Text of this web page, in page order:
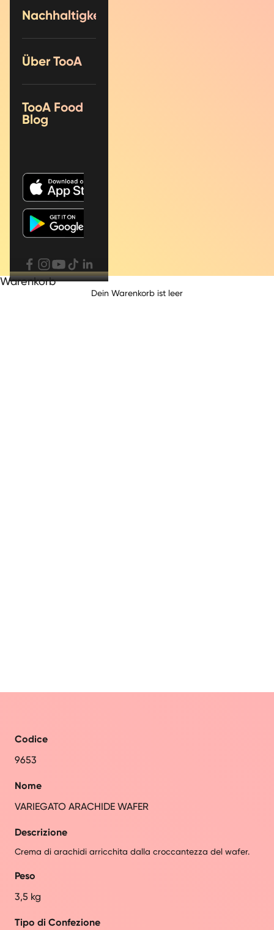
Nachhaltigkeit
Über TooA
TooA Food
Blog
Warenkorb
Dein Warenkorb ist leer
VARIEGATI CREMA
Codice
9653
Nome
VARIEGATO ARACHIDE WAFER
Descrizione
Crema di arachidi arricchita dalla croccantezza del wafer.
Peso
3,5 kg
Tipo di Confezione